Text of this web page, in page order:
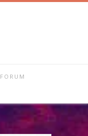
FORUM